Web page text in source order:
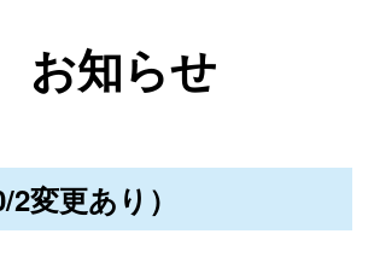
お知らせ
変更あり）